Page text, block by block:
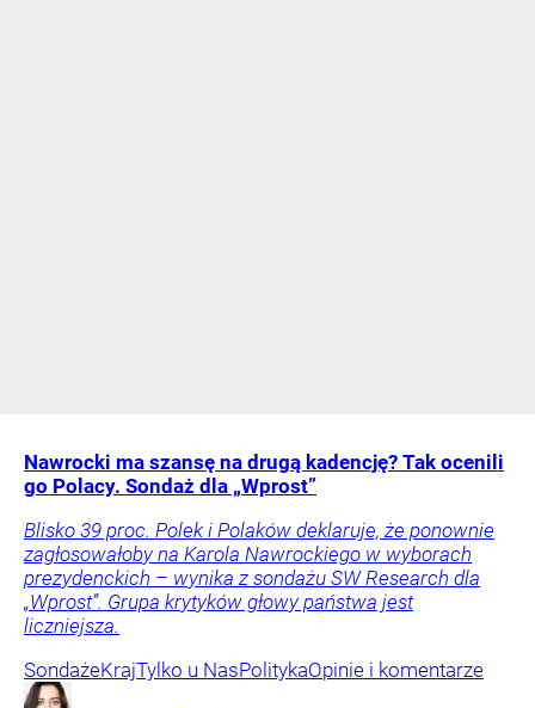
Nawrocki ma szansę na drugą kadencję? Tak ocenili
go Polacy. Sondaż dla „Wprost”
Blisko 39 proc. Polek i Polaków deklaruje, że ponownie
zagłosowałoby na Karola Nawrockiego w wyborach
prezydenckich – wynika z sondażu SW Research dla
„Wprost”. Grupa krytyków głowy państwa jest
liczniejsza.
SondażeKrajTylko u NasPolitykaOpinie i komentarze